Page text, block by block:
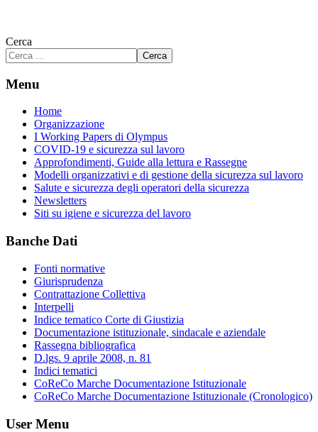
Cerca
Cerca
Menu
Home
Organizzazione
I Working Papers di Olympus
COVID-19 e sicurezza sul lavoro
Approfondimenti, Guide alla lettura e Rassegne
Modelli organizzativi e di gestione della sicurezza sul lavoro
Salute e sicurezza degli operatori della sicurezza
Newsletters
Siti su igiene e sicurezza del lavoro
Banche Dati
Fonti normative
Giurisprudenza
Contrattazione Collettiva
Interpelli
Indice tematico Corte di Giustizia
Documentazione istituzionale, sindacale e aziendale
Rassegna bibliografica
D.lgs. 9 aprile 2008, n. 81
Indici tematici
CoReCo Marche Documentazione Istituzionale
CoReCo Marche Documentazione Istituzionale (Cronologico)
User Menu